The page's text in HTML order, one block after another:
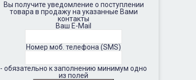
Вы получите уведомление о поступлении
товара в продажу на указанные Вами
контакты
Ваш E-Mail
Номер моб. телефона (SMS)
- обязательно к заполнению минимум одно
из полей